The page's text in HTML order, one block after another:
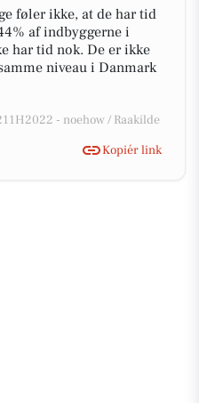
føler ikke, at de har tid
af indbyggerne i
har tid nok. De er ikke
niveau i Danmark
- noehow / Raakilde
Kopiér link